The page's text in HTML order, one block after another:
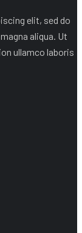
elit, sed do
aliqua. Ut
ullamco laboris